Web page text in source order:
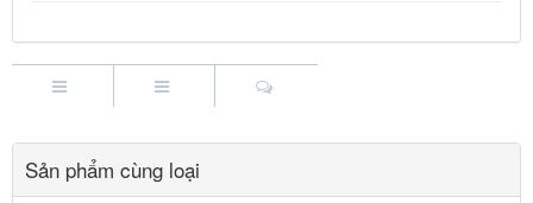
Sản phẩm cùng loại